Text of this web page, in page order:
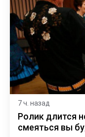
7 ч. назад
Ролик длится
смеяться вы